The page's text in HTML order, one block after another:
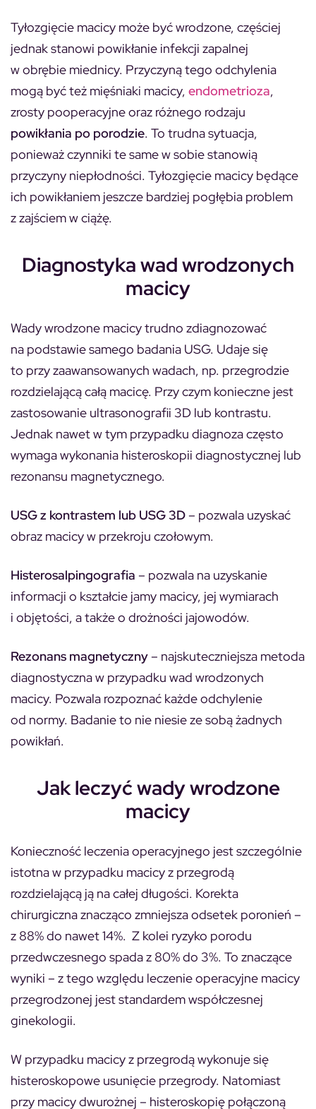
Tyłozgięcie macicy może być wrodzone, częściej
jednak stanowi powikłanie infekcji zapalnej
w obrębie miednicy. Przyczyną tego odchylenia
mogą być też mięśniaki macicy, endometrioza,
zrosty pooperacyjne oraz różnego rodzaju
powikłania po porodzie. To trudna sytuacja,
ponieważ czynniki te same w sobie stanowią
przyczyny niepłodności. Tyłozgięcie macicy będące
ich powikłaniem jeszcze bardziej pogłębia problem
z zajściem w ciążę.
Diagnostyka wad wrodzonych
macicy
Wady wrodzone macicy trudno zdiagnozować
na podstawie samego badania USG. Udaje się
to przy zaawansowanych wadach, np. przegrodzie
rozdzielającą całą macicę. Przy czym konieczne jest
zastosowanie ultrasonografii 3D lub kontrastu.
Jednak nawet w tym przypadku diagnoza często
wymaga wykonania histeroskopii diagnostycznej lub
rezonansu magnetycznego.
USG z kontrastem lub USG 3D – pozwala uzyskać
obraz macicy w przekroju czołowym.
Histerosalpingografia – pozwala na uzyskanie
informacji o kształcie jamy macicy, jej wymiarach
i objętości, a także o drożności jajowodów.
Rezonans magnetyczny – najskuteczniejsza metoda
diagnostyczna w przypadku wad wrodzonych
macicy. Pozwala rozpoznać każde odchylenie
od normy. Badanie to nie niesie ze sobą żadnych
powikłań.
Jak leczyć wady wrodzone
macicy
Konieczność leczenia operacyjnego jest szczególnie
istotna w przypadku macicy z przegrodą
rozdzielającą ją na całej długości. Korekta
chirurgiczna znacząco zmniejsza odsetek poronień –
z 88% do nawet 14%. Z kolei ryzyko porodu
przedwczesnego spada z 80% do 3%. To znaczące
wyniki – z tego względu leczenie operacyjne macicy
przegrodzonej jest standardem współczesnej
ginekologii.
W przypadku macicy z przegrodą wykonuje się
histeroskopowe usunięcie przegrody. Natomiast
przy macicy dwurożnej – histeroskopię połączoną